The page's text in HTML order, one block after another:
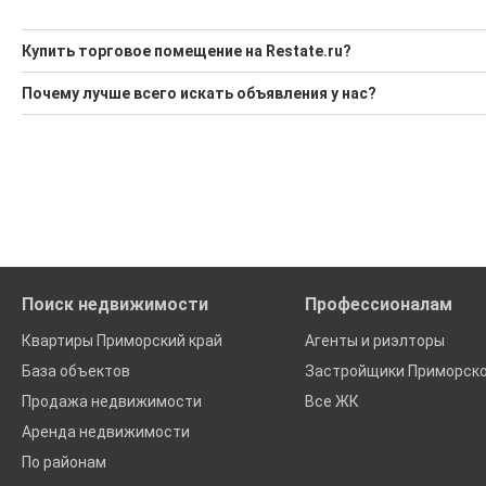
Купить торговое помещение на Restate.ru?
Ищите, как Купить торговое помещение?
Воспользуйтесь нашим поиском по новостройкам, для
Почему лучше всего искать объявления у нас?
Поиск недвижимости
Квартиры Приморский край
База объектов
Продажа недвижимости
Аренда недвижимости
По районам
Профессионалам
Агенты и риэлторы
Застройщики
Все ЖК